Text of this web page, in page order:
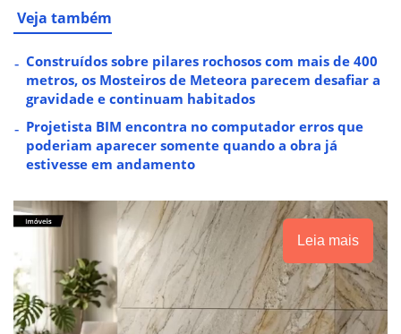
Veja também
Construídos sobre pilares rochosos com mais de 400
metros, os Mosteiros de Meteora parecem desafiar a
gravidade e continuam habitados
Projetista BIM encontra no computador erros que
poderiam aparecer somente quando a obra já
estivesse em andamento
Leia mais